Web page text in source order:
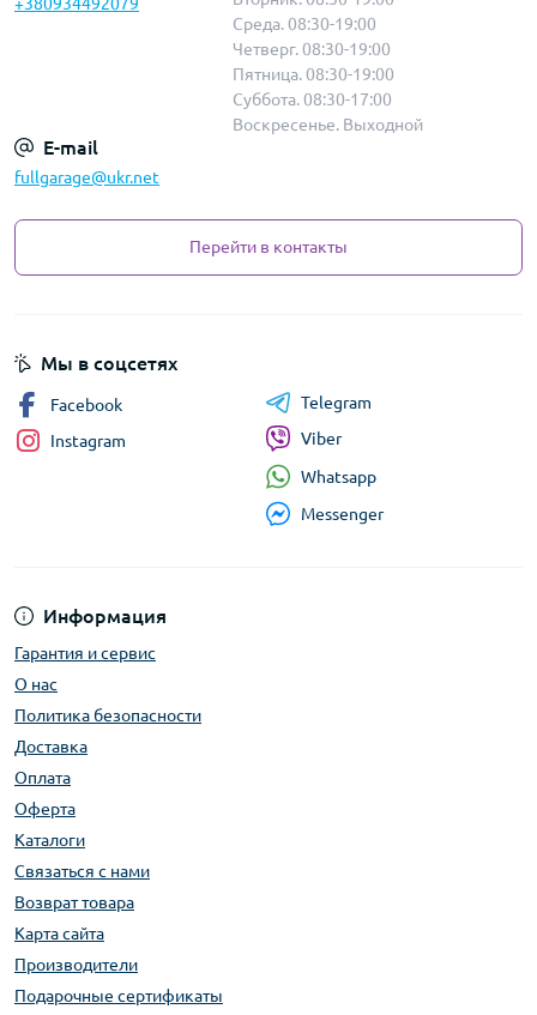
Среда. 08:30-19:00
Четверг. 08:30-19:00
Пятница. 08:30-19:00
Суббота. 08:30-17:00
Воскресенье. Выходной
E-mail
fullgarage@ukr.net
Перейти в контакты
Информация
Гарантия и сервис
О нас
Политика безопасности
Доставка
Оплата
Оферта
Каталоги
Связаться с нами
Возврат товара
Карта сайта
Производители
Подарочные сертификаты
Мы в соцсетях
Facebook
Instagram
Telegram
Viber
Whatsapp
Messenger